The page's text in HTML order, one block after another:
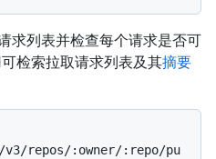
求列表并检查每个请求是否可
检索拉取请求列表及其摘要
v3/repos/:owner/:repo/pu